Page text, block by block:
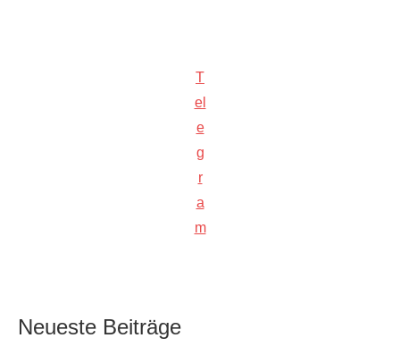
T
el
e
g
r
a
m
Neueste Beiträge